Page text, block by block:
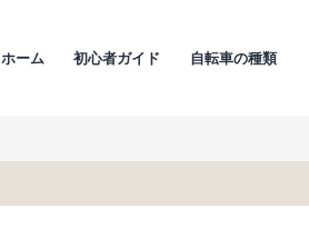
ホーム 初心者ガイド 自転車の種類